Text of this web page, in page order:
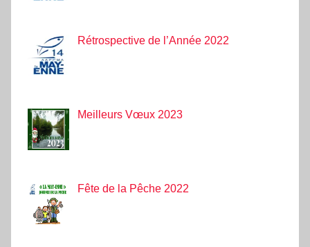
Rétrospective de l’Année 2022
Meilleurs Vœux 2023
Fête de la Pêche 2022